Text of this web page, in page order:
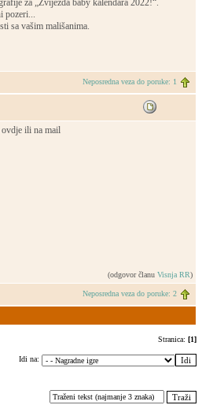
za „Zvijezda baby kalendara 2022!“.
pozeri...
sa vašim mališanima.
Neposredna veza do poruke: 1
ili na mail
(odgovor članu Visnja RR)
Neposredna veza do poruke: 2
Stranica: [1]
Idi na: